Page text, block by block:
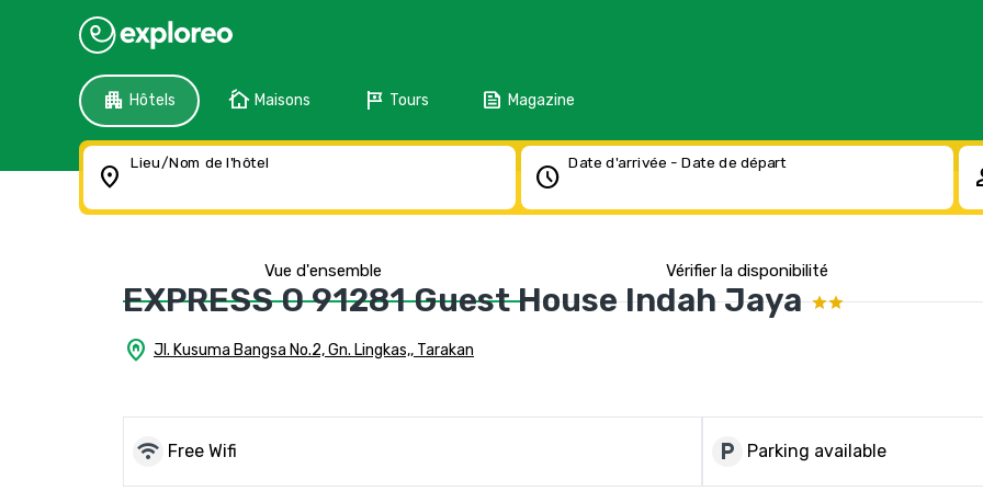
apartment Hôtels cottage Maisons tour Tours feed Magazine
location_on Lieu/Nom de l'hôtel schedule Date d'arrivée - Date de départ
Vue d'ensemble Vérifier la disponibilité
EXPRESS O 91281 Guest House Indah Jaya
home_pin Jl. Kusuma Bangsa No.2, Gn. Lingkas,, Tarakan
wifi Free Wifi local_parking Parking available